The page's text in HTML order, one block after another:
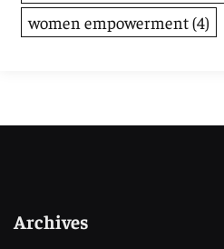
women empowerment(4)
Archives